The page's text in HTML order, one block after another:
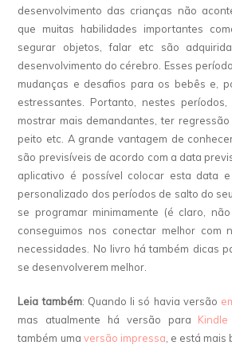
desenvolvimento das crianças não
que muitas habilidades importantes
segurar objetos, falar etc são
desenvolvimento do cérebro. Esses
mudanças e desafios para os bebês e,
estressantes. Portanto, nestes
mostrar mais demandantes, ter
peito etc. A grande vantagem de
são previsíveis de acordo com a data
aplicativo é possível colocar esta data
personalizado dos períodos de salto do
se programar minimamente (é claro,
conseguimos nos conectar melhor com
necessidades. No livro há também dicas
se desenvolverem melhor.
Leia também: Quando li só havia versão
mas atualmente há versão para
também uma versão impressa , e está